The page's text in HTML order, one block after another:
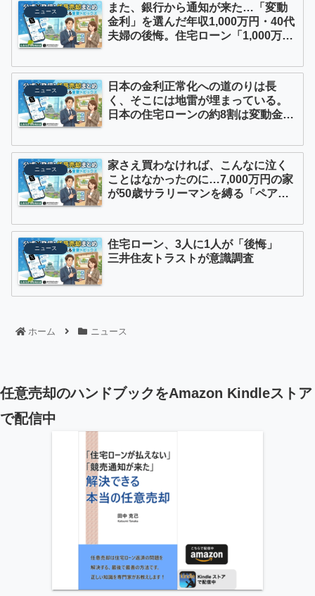
ニュース
また、銀行から通知が来た…「変動
金利」を選んだ年収1,000万円・40代
夫婦の後悔。住宅ローン「1,000万円
が解説】
ニュース
日本の金利正常化への道のりは長
く、そこには地雷が埋まっている。
日本の住宅ローンの約8割は変動金利
真剣に検討すべきだ
ニュース
家さえ買わなければ、こんなに泣く
ことはなかったのに…7,000万円の家
が50歳サラリーマンを縛る「ペアロ
ニュース
住宅ローン、3人に1人が「後悔」
三井住友トラストが意識調査
ホーム ニュース
任意売却のハンドブックをAmazon Kindleストア
で配信中